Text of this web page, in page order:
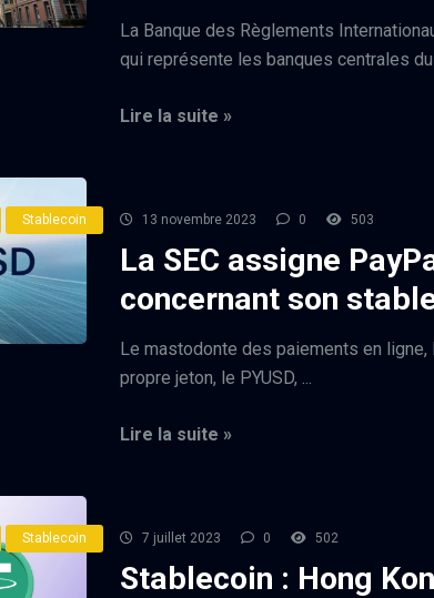
La Banque des Règlements
qui représente les banques centrales du
Lire la suite »
Stablecoin 13 novembre 2023 0 503
La SEC assigne
concernant son
Le mastodonte des paiements en ligne,
propre jeton, le PYUSD, ...
Lire la suite »
Stablecoin 7 juillet 2023 0 502
Stablecoin : Hong